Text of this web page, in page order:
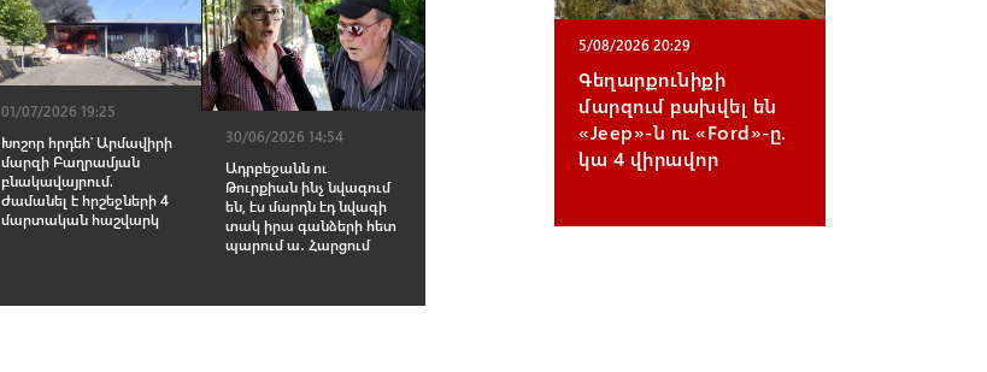
01/07/2026 19:25
Խոշոր հրդեհ՝ Արմավիրի
մարզի Բաղրամյան
բնակավայրում.
ժամանել է հրշեջների 4
մարտական հաշվարկ
30/06/2026 14:54
Ադրբեջանն ու
Թուրքիան ինչ նվագում
են, էս մարդն էդ նվագի
տակ իրա գանձերի հետ
պարում ա․ Հարցում
5/08/2026 20:29
Գեղարքունիքի
մարզում բախվել են
«Jeep»-ն ու «Ford»-ը.
կա 4 վիրավոր